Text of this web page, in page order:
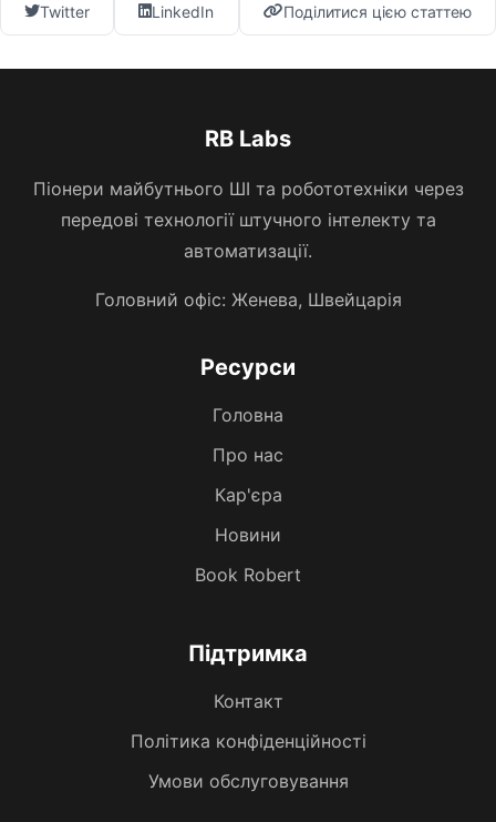
Twitter LinkedIn Поділитися цією статтею
RB Labs
Піонери майбутнього ШІ та робототехніки через
передові технології штучного інтелекту та
автоматизації.
Головний офіс: Женева, Швейцарія
Ресурси
Головна
Про нас
Кар'єра
Новини
Book Robert
Підтримка
Контакт
Політика конфіденційності
Умови обслуговування